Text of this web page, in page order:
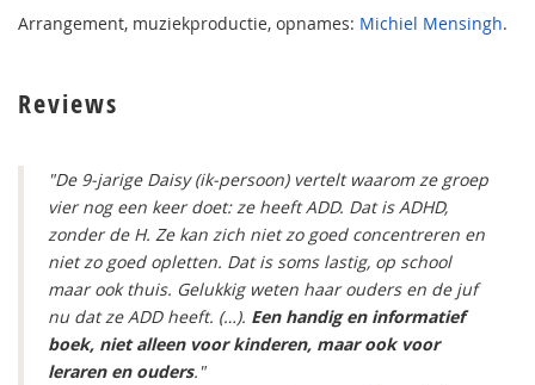
Arrangement, muziekproductie, opnames: Michiel Mensingh.
Reviews
"De 9-jarige Daisy (ik-persoon) vertelt waarom ze groep
vier nog een keer doet: ze heeft ADD. Dat is ADHD,
zonder de H. Ze kan zich niet zo goed concentreren en
niet zo goed opletten. Dat is soms lastig, op school
maar ook thuis. Gelukkig weten haar ouders en de juf
nu dat ze ADD heeft. (…). Een handig en informatief
boek, niet alleen voor kinderen, maar ook voor
leraren en ouders."